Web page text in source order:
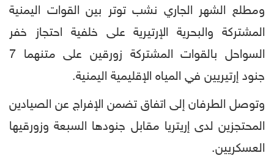
ومطلع الشهر الجاري نشب توتر بين القوات اليمنية
المشتركة والبحرية الإرتيرية على خلفية احتجاز خفر
السواحل بالقوات المشتركة زورقين على متنهما 7
جنود إرتيريين في المياه الإقليمية اليمنية.
وتوصل الطرفان إلى اتفاق تضمن الإفراج عن الصيادين
المحتجزين لدى إريتريا مقابل جنودها السبعة وزورقيها
العسكريين.